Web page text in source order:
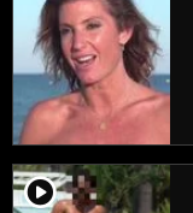
player2